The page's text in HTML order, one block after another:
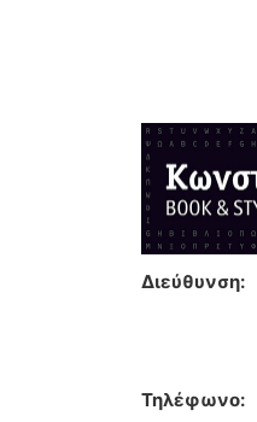
Διεύθυνση:
Τηλέφωνο: